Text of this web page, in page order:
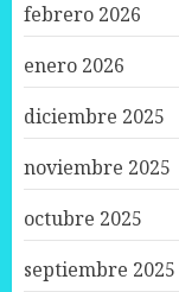
febrero 2026
enero 2026
diciembre 2025
noviembre 2025
octubre 2025
septiembre 2025